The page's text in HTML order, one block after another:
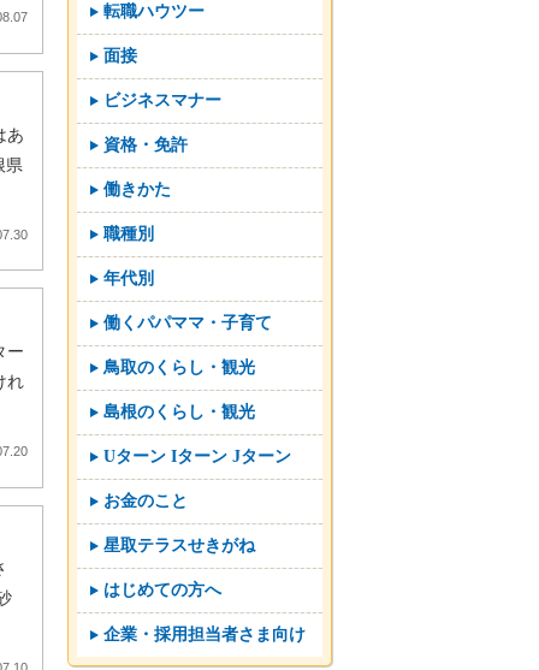
あ
県
ー
れ
転職ハウツー
面接
ビジネスマナー
資格・免許
働きかた
職種別
年代別
働くパパママ・子育て
鳥取のくらし・観光
島根のくらし・観光
Uターン Iターン Jターン
お金のこと
星取テラスせきがね
はじめての方へ
企業・採用担当者さま向け